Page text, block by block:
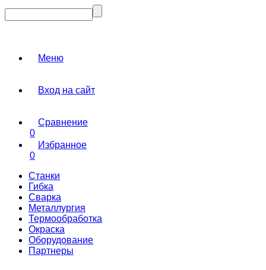
Меню
Вход на сайт
Сравнение
0
Избранное
0
Станки
Гибка
Сварка
Металлургия
Термообработка
Окраска
Оборудование
Партнеры